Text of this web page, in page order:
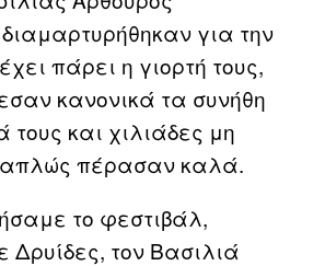
για την
πάρει η γιορτή τους,
κανονικά τα συνήθη
τους και χιλιάδες μη
πέρασαν καλά.
το φεστιβάλ,
Δρυίδες, τον Βασιλιά